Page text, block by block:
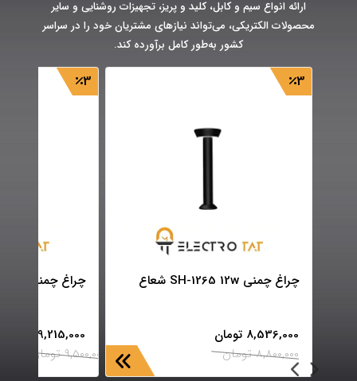
ارائه انواع سیم و کابل، کلید و پریز، تجهیزات روشنایی و سایر
محصولات الکتریکی، می‌تواند نیازهای مشتریان خود را در سراسر
کشور به‌طور کامل برآورده کند.
3
چراغ چمنی SH-1265 12w شعاع
8,536,000 تومان
8,800,000 تومان
3
چراغ چمنی SH-1268 12w شعاع
9,215,000
9,500,000 تومان